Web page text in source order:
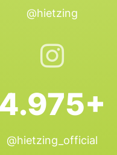
@hietzing
4.975+
@hietzing_official